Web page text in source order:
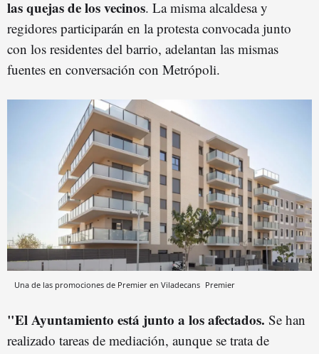
las quejas de los vecinos. La misma alcaldesa y
regidores participarán en la protesta convocada junto
con los residentes del barrio, adelantan las mismas
fuentes en conversación con Metrópoli.
Una de las promociones de Premier en Viladecans Premier
"El Ayuntamiento está junto a los afectados. Se han
realizado tareas de mediación, aunque se trata de